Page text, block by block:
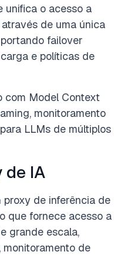
unifica o acesso a
de uma única
failover
e políticas de
com Model Context
monitoramento
LLMs de múltiplos
de IA
de inferência de
que fornece acesso a
grande escala,
de